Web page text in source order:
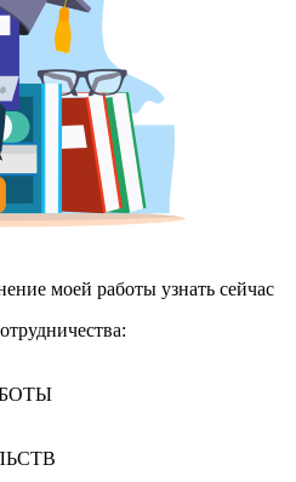
моей работы узнать сейчас